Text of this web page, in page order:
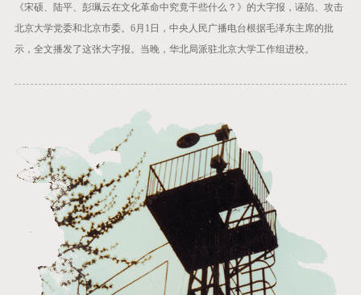
《宋硕、陆平、彭珮云在文化革命中究竟干些什么？》的大字报，诬陷、攻击
北京大学党委和北京市委。6月1日，中央人民广播电台根据毛泽东主席的批
示，全文播发了这张大字报。当晚，华北局派驻北京大学工作组进校。